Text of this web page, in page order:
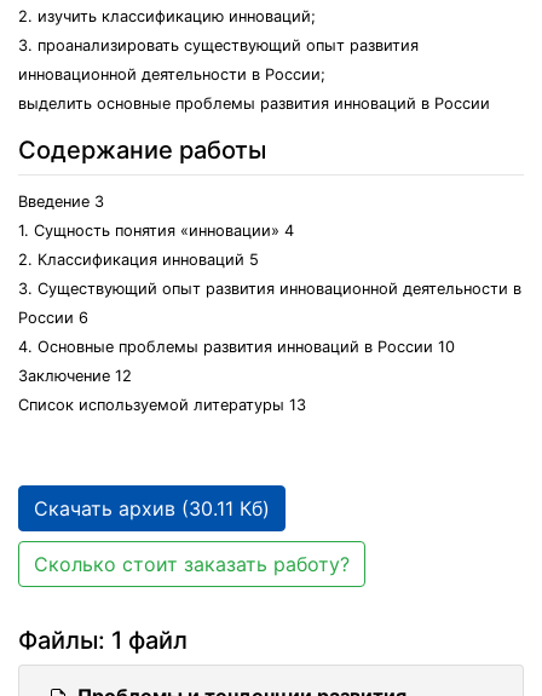
2. изучить классификацию инноваций;
3. проанализировать существующий опыт развития
инновационной деятельности в России;
выделить основные проблемы развития инноваций в России
Содержание работы
Введение 3
1. Сущность понятия «инновации» 4
2. Классификация инноваций 5
3. Существующий опыт развития инновационной деятельности в
России 6
4. Основные проблемы развития инноваций в России 10
Заключение 12
Список используемой литературы 13
Скачать архив (30.11 Кб)
Сколько стоит заказать работу?
Файлы: 1 файл